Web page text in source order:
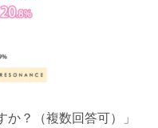
？（複数回答可）」